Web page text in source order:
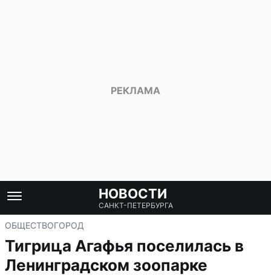
НОВОСТИ
САНКТ-ПЕТЕРБУРГА
ОБЩЕСТВОГОРОД
Тигрица Агафья поселилась в
Ленинградском зоопарке